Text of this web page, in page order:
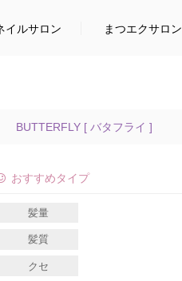
イルサロン まつエクサロン
BUTTERFLY [ バタフライ ]
おすすめタイプ
髪量
髪質
クセ